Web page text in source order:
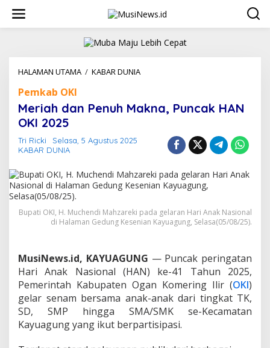
w
HALAMAN UTAMA / KABAR DUNIA
i
a
e
n
h
M
n
a
,
P
u
n
c
a
Pemkab OKI
Meriah dan Penuh Makna, Puncak HAN
OKI 2025
Tri Ricki
Selasa, 5 Agustus 2025
KABAR DUNIA
Bupati OKI, H. Muchendi Mahzareki pada gelaran Hari Anak Nasional
di Halaman Gedung Kesenian Kayuagung, Selasa(05/08/25).
MusiNews.id, KAYUAGUNG — Puncak peringatan
Hari Anak Nasional (HAN) ke-41 Tahun 2025,
Pemerintah Kabupaten Ogan Komering Ilir (OKI)
gelar senam bersama anak-anak dari tingkat TK,
SD, SMP hingga SMA/SMK se-Kecamatan
Kayuagung yang ikut berpartisipasi.